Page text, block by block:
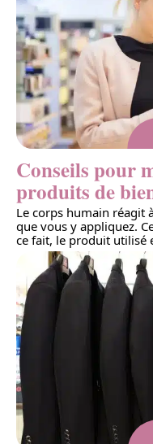
Conseils pour
produits de
Le corps humain réagit
que vous y appliquez.
ce fait, le produit utilisé